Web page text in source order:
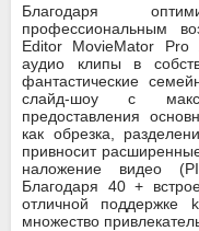
Благодаря
профессиональным
Editor MovieMator Pro
аудио клипы в
фантастические
слайд-шоу с
предоставления
как обрезка,
привносит
наложение видео
Благодаря 40 +
отличной поддержке
множество